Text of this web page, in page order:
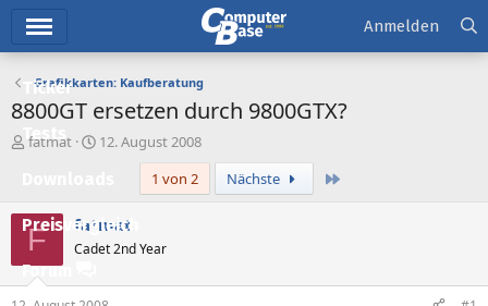
Ticker
Tests
Preisvergleich
Forum
Anmelden
Grafikkarten: Kaufberatung
8800GT ersetzen durch 9800GTX?
E
e
e
fatmat
E
e
l
a
12. August 2008
1 von 2
Nächste
F fatmat
Cadet 2nd Year